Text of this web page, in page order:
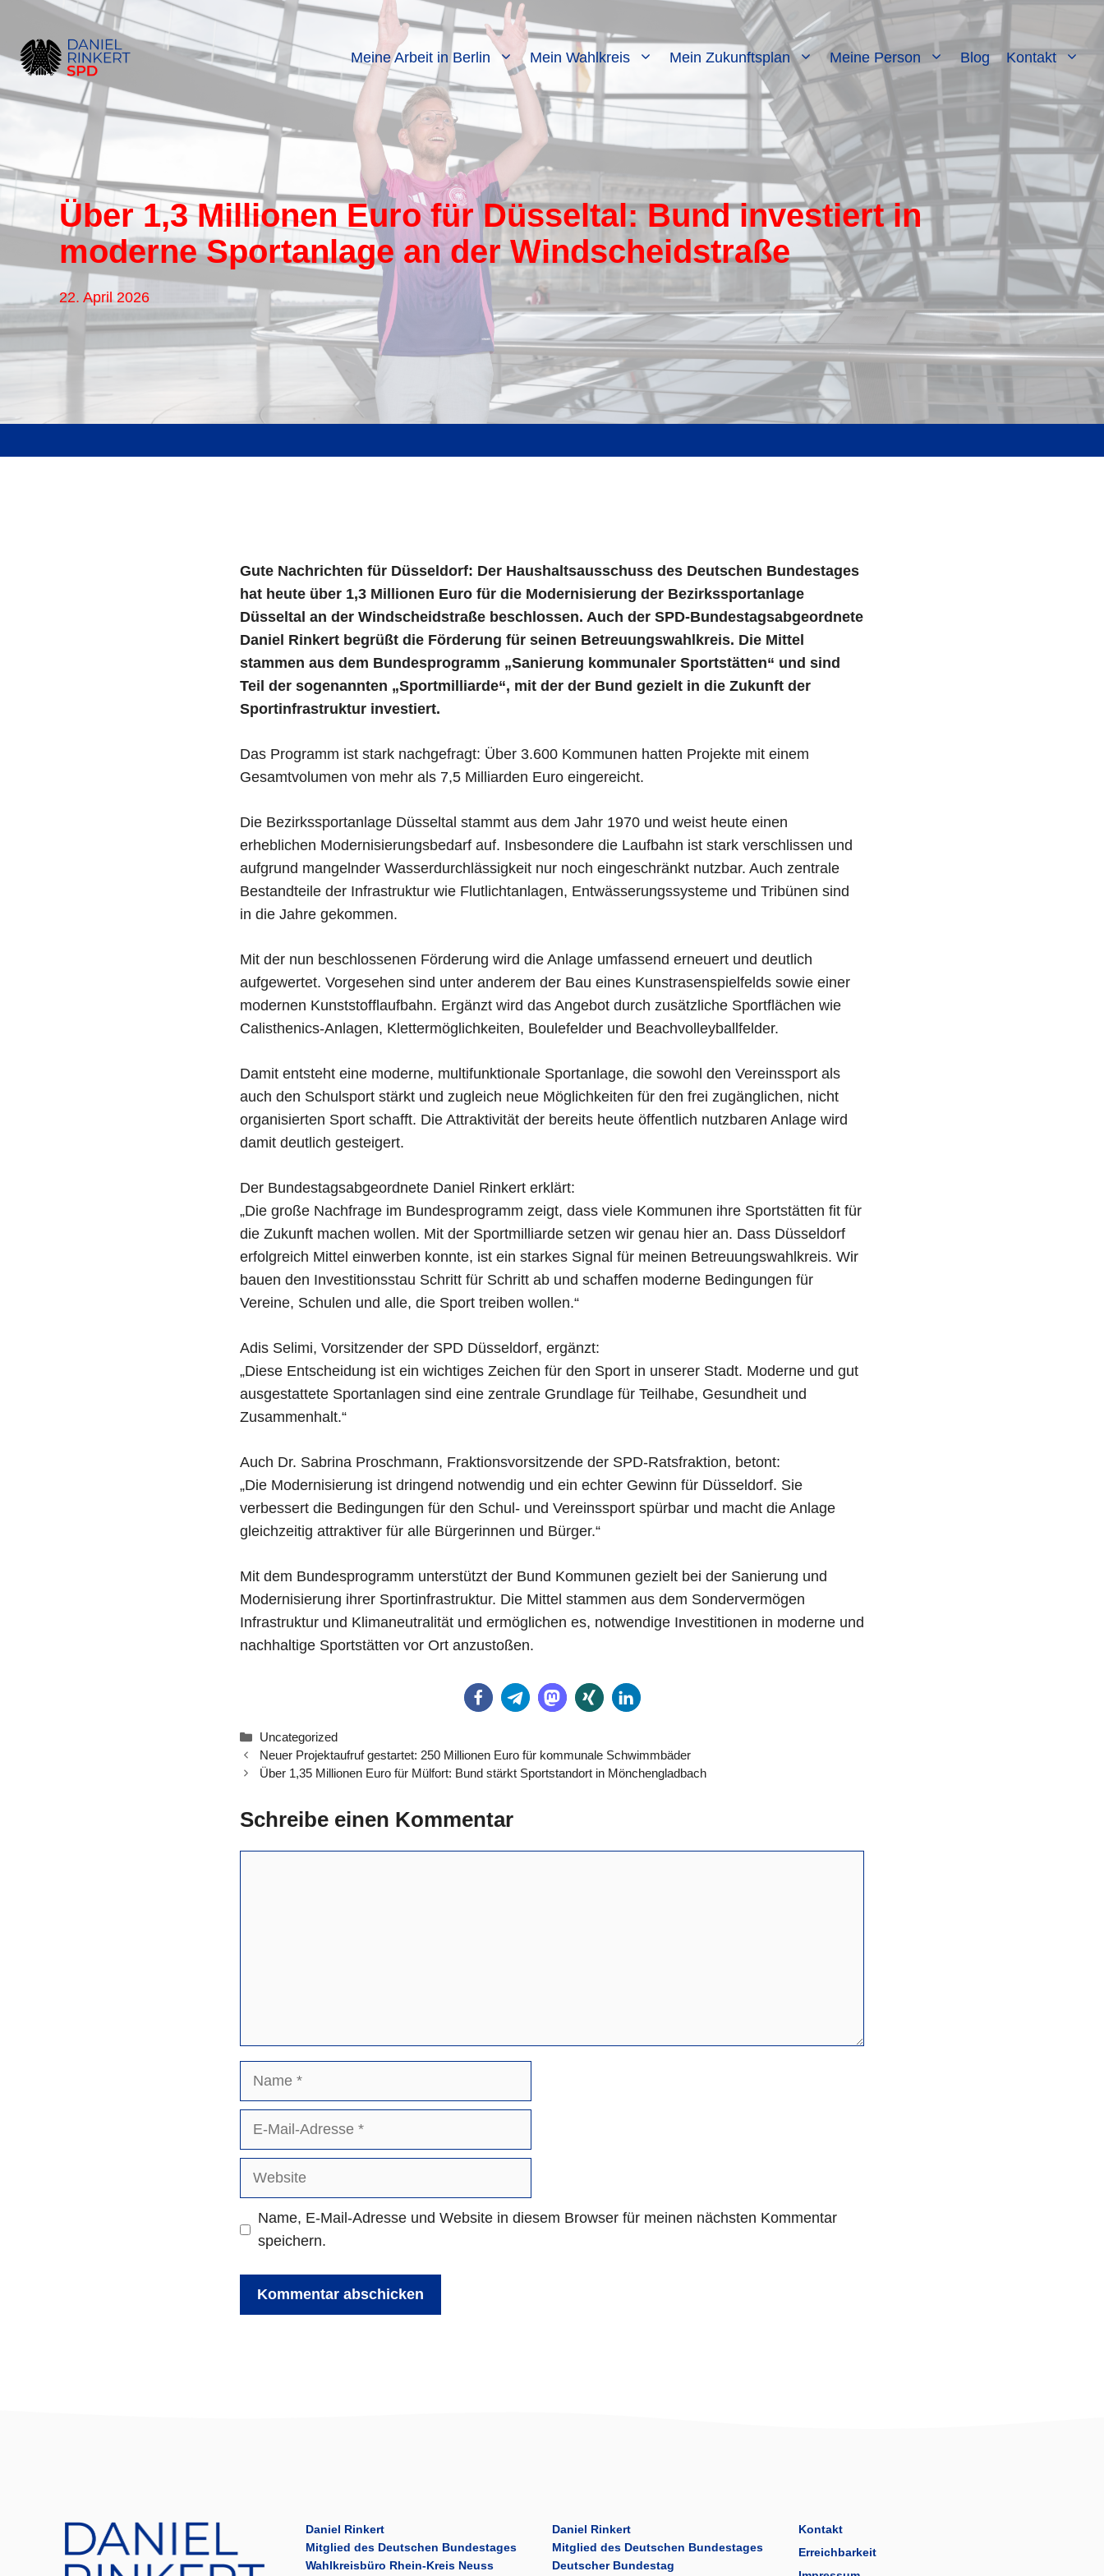
springen
Meine Arbeit in Berlin Mein Wahlkreis Mein Zukunftsplan Meine Person Blog Kontakt
Über 1,3 Millionen Euro für Düsseltal: Bund investiert in
moderne Sportanlage an der Windscheidstraße
22. April 2026
Gute Nachrichten für Düsseldorf: Der Haushaltsausschuss des Deutschen Bundestages
hat heute über 1,3 Millionen Euro für die Modernisierung der Bezirkssportanlage
Düsseltal an der Windscheidstraße beschlossen. Auch der SPD-Bundestagsabgeordnete
Daniel Rinkert begrüßt die Förderung für seinen Betreuungswahlkreis. Die Mittel
stammen aus dem Bundesprogramm „Sanierung kommunaler Sportstätten“ und sind
Teil der sogenannten „Sportmilliarde“, mit der der Bund gezielt in die Zukunft der
Sportinfrastruktur investiert.
Das Programm ist stark nachgefragt: Über 3.600 Kommunen hatten Projekte mit einem
Gesamtvolumen von mehr als 7,5 Milliarden Euro eingereicht.
Die Bezirkssportanlage Düsseltal stammt aus dem Jahr 1970 und weist heute einen
erheblichen Modernisierungsbedarf auf. Insbesondere die Laufbahn ist stark verschlissen und
aufgrund mangelnder Wasserdurchlässigkeit nur noch eingeschränkt nutzbar. Auch zentrale
Bestandteile der Infrastruktur wie Flutlichtanlagen, Entwässerungssysteme und Tribünen sind
in die Jahre gekommen.
Mit der nun beschlossenen Förderung wird die Anlage umfassend erneuert und deutlich
aufgewertet. Vorgesehen sind unter anderem der Bau eines Kunstrasenspielfelds sowie einer
modernen Kunststofflaufbahn. Ergänzt wird das Angebot durch zusätzliche Sportflächen wie
Calisthenics-Anlagen, Klettermöglichkeiten, Boulefelder und Beachvolleyballfelder.
Damit entsteht eine moderne, multifunktionale Sportanlage, die sowohl den Vereinssport als
auch den Schulsport stärkt und zugleich neue Möglichkeiten für den frei zugänglichen, nicht
organisierten Sport schafft. Die Attraktivität der bereits heute öffentlich nutzbaren Anlage wird
damit deutlich gesteigert.
Der Bundestagsabgeordnete Daniel Rinkert erklärt:
„Die große Nachfrage im Bundesprogramm zeigt, dass viele Kommunen ihre Sportstätten fit für
die Zukunft machen wollen. Mit der Sportmilliarde setzen wir genau hier an. Dass Düsseldorf
erfolgreich Mittel einwerben konnte, ist ein starkes Signal für meinen Betreuungswahlkreis. Wir
bauen den Investitionsstau Schritt für Schritt ab und schaffen moderne Bedingungen für
Vereine, Schulen und alle, die Sport treiben wollen.“
Adis Selimi, Vorsitzender der SPD Düsseldorf, ergänzt:
„Diese Entscheidung ist ein wichtiges Zeichen für den Sport in unserer Stadt. Moderne und gut
ausgestattete Sportanlagen sind eine zentrale Grundlage für Teilhabe, Gesundheit und
Zusammenhalt.“
Auch Dr. Sabrina Proschmann, Fraktionsvorsitzende der SPD-Ratsfraktion, betont:
„Die Modernisierung ist dringend notwendig und ein echter Gewinn für Düsseldorf. Sie
verbessert die Bedingungen für den Schul- und Vereinssport spürbar und macht die Anlage
gleichzeitig attraktiver für alle Bürgerinnen und Bürger.“
Mit dem Bundesprogramm unterstützt der Bund Kommunen gezielt bei der Sanierung und
Modernisierung ihrer Sportinfrastruktur. Die Mittel stammen aus dem Sondervermögen
Infrastruktur und Klimaneutralität und ermöglichen es, notwendige Investitionen in moderne und
nachhaltige Sportstätten vor Ort anzustoßen.
Kategorien
Uncategorized
Neuer Projektaufruf gestartet: 250 Millionen Euro für kommunale Schwimmbäder
Über 1,35 Millionen Euro für Mülfort: Bund stärkt Sportstandort in Mönchengladbach
Schreibe einen Kommentar
Name
Website
Name, E-Mail-Adresse und Website in diesem Browser für meinen nächsten Kommentar
speichern.
Daniel Rinkert
Mitglied des Deutschen Bundestages
Wahlkreisbüro Rhein-Kreis Neuss
Daniel Rinkert
Mitglied des Deutschen Bundestages
Deutscher Bundestag
Kontakt
Erreichbarkeit